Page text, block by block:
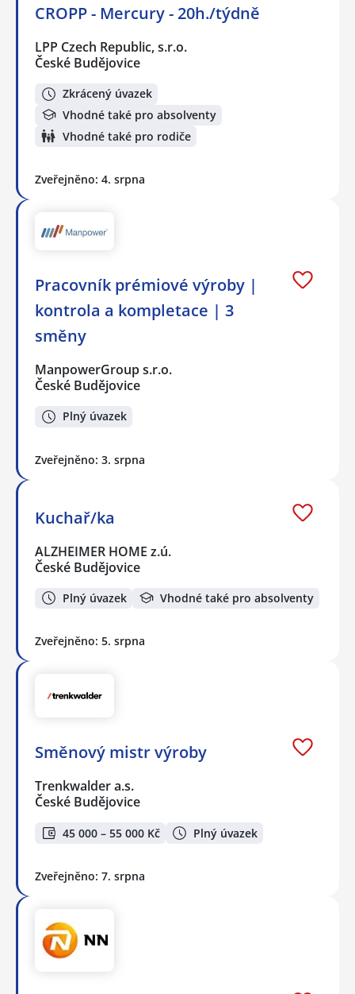
CROPP - Mercury - 20h./týdně
LPP Czech Republic, s.r.o.
České Budějovice
Zkrácený úvazek
Vhodné také pro absolventy
Vhodné také pro rodiče
Zveřejněno: 4. srpna
Pracovník prémiové výroby |
kontrola a kompletace | 3
směny
ManpowerGroup s.r.o.
České Budějovice
Plný úvazek
Zveřejněno: 3. srpna
Kuchař/ka
ALZHEIMER HOME z.ú.
České Budějovice
Plný úvazek Vhodné také pro absolventy
Zveřejněno: 5. srpna
Směnový mistr výroby
Trenkwalder a.s.
České Budějovice
45 000 – 55 000 Kč Plný úvazek
Zveřejněno: 7. srpna